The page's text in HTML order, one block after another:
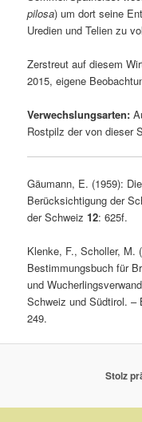
pilosa) um dort seine
Uredien und Telien zu
Zerstreut auf diesem
2015, eigene
Verwechslungsarten:
Rostpilz der von dieser
Gäumann, E. (1959):
Berücksichtigung der
der Schweiz12: 625f.
Klenke, F., Scholler, M.
Bestimmungsbuch für
und
Schweiz und Südtirol. –
249.
Stolz